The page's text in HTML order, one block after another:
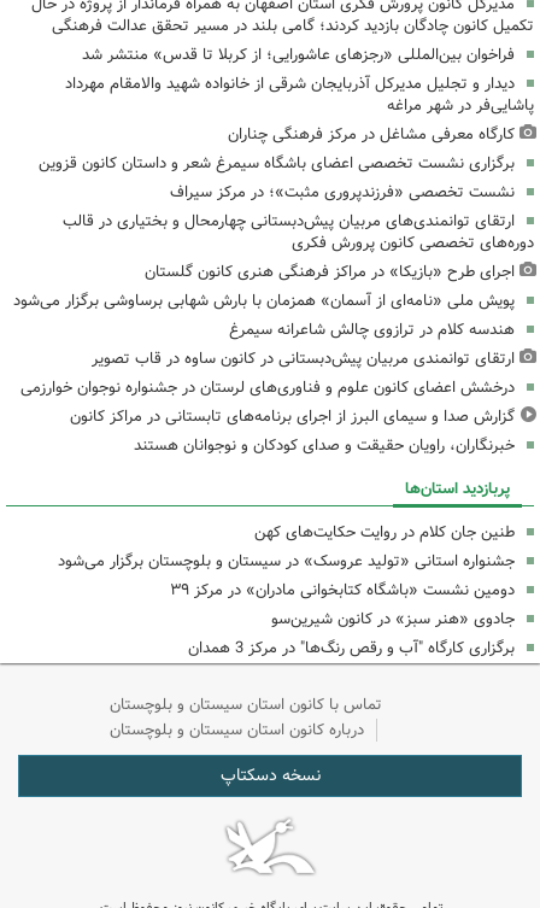
تکمیل کانون چادگان بازدید کردند؛ گامی بلند در مسیر تحقق عدالت فرهنگی
فراخوان بین‌المللی «رجزهای عاشورایی؛ از کربلا تا قدس» منتشر شد
دیدار و تجلیل مدیرکل آذربایجان شرقی از خانواده شهید والامقام مهرداد
پاشایی‌فر در شهر مراغه
کارگاه معرفی مشاغل در مرکز فرهنگی چناران
برگزاری نشست تخصصی اعضای باشگاه سیمرغ شعر و داستان کانون قزوین
نشست تخصصی «فرزندپروری مثبت»؛ در مرکز سیراف
ارتقای توانمندی‌های مربیان پیش‌دبستانی چهارمحال و بختیاری در قالب
دوره‌های تخصصی کانون پرورش فکری
اجرای طرح «بازیکا» در مراکز فرهنگی هنری کانون گلستان
پویش ملی «نامه‌ای از آسمان» همزمان با بارش شهابی برساوشی برگزار می‌شود
هندسه کلام در ترازوی چالش شاعرانه سیمرغ
ارتقای توانمندی مربیان پیش‌دبستانی در کانون ساوه در قاب تصویر
درخشش اعضای کانون علوم و فناوری‌های لرستان در جشنواره نوجوان خوارزمی
گزارش صدا و سیمای البرز از اجرای برنامه‌های تابستانی در مراکز کانون
خبرنگاران، راویان حقیقت و صدای کودکان و نوجوانان هستند
پربازدید استان‌ها
طنین جان کلام در روایت حکایت‌های کهن
جشنواره استانی «تولید عروسک» در سیستان و بلوچستان برگزار می‌شود
دومین نشست «باشگاه کتابخوانی مادران» در مرکز ۳۹
جادوی «هنر سبز» در کانون شیرین‌سو
برگزاری کارگاه "آب و رقص رنگ‌ها" در مرکز 3 همدان
تماس با کانون استان سیستان و بلوچستان
درباره کانون استان سیستان و بلوچستان
نسخه دسکتاپ